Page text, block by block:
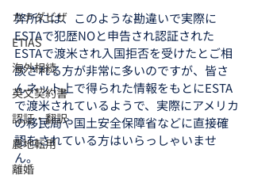
カナダビザ
ETIAS
海外相続
英文契約書
認証・翻訳
農地転用
離婚
弊所には、このような勘違いで実際に
ESTAで犯歴NOと申告され認証された
ESTAで渡米され入国拒否を受けたとご相
談される方が非常に多いのですが、皆さ
んネット上で得られた情報をもとにESTA
で渡米されているようで、実際にアメリカ
の移民局や国土安全保障省などに直接確
認をされている方はいらっしゃいませ
ん。